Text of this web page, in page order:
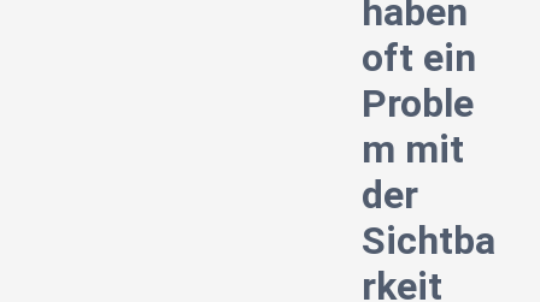
haben
oft ein
Proble
m mit
der
Sichtba
rkeit